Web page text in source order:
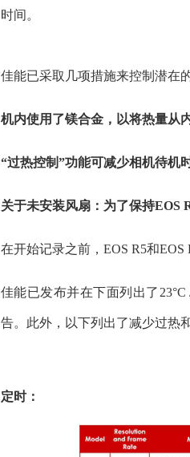
时间。
佳能已采取几项措施来控制潜在
机内使用了镁合金，以将热量从
“过热控制”功能可减少相机待机
关于未安装风扇：为了保持EOS
在开始记录之前，EOS R5和
佳能已发布并在下面列出了
告。此外，以下列出了减少过热
定时：